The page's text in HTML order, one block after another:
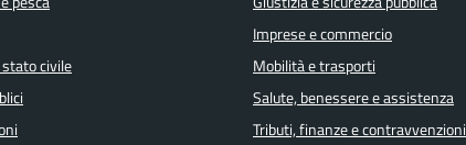
civile
Imprese e commercio
Mobilità e trasporti
Salute, benessere e assistenza
Tributi, finanze e contravvenzioni